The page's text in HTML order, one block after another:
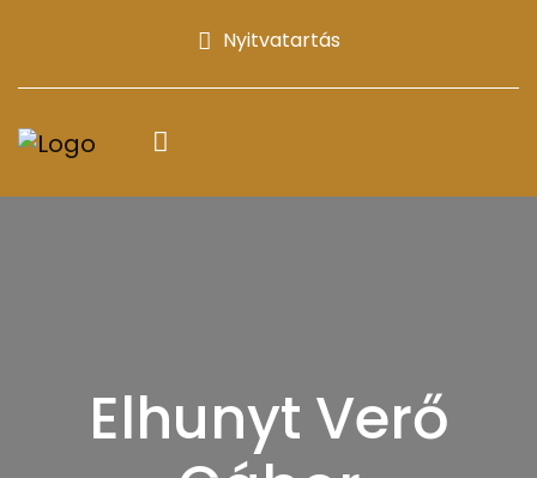
Nyitvatartás
Elhunyt Verő